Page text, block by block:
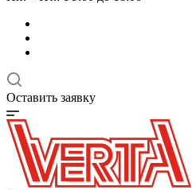
Оставить заявку